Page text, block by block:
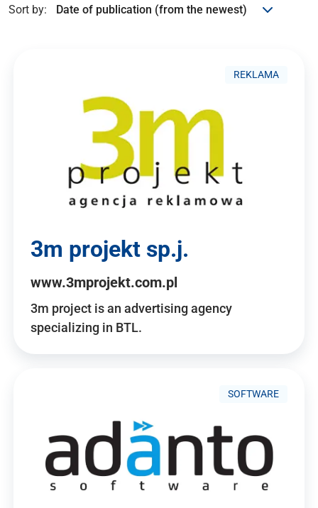
Sort by:
REKLAMA
3m projekt sp.j.
www.3mprojekt.com.pl
3m project is an advertising agency
specializing in BTL.
SOFTWARE